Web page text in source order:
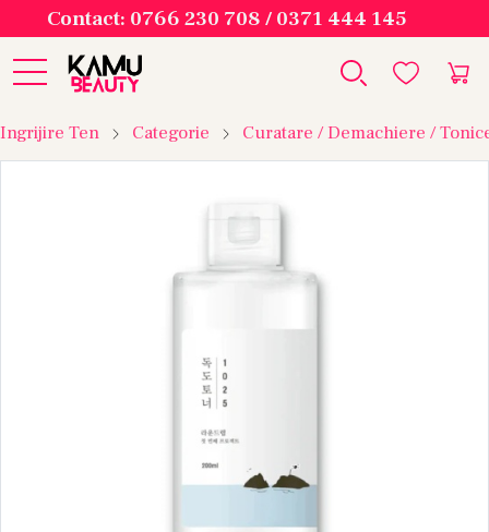
Contact: 0766 230 708 / 0371 444 145
Ingrijire Ten Categorie Curatare / Demachiere /